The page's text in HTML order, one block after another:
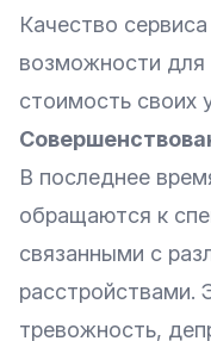
Качество
возможности для
стоимость своих
В последнее
обращаются к
связанными с
расстройствами.
тревожность,